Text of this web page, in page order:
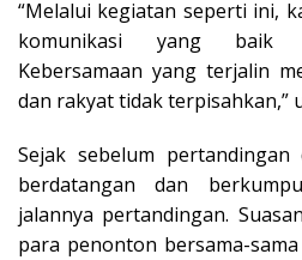
“Melalui kegiatan seperti ini,
komunikasi yang baik
Kebersamaan yang terjalin
dan rakyat tidak terpisahkan,”
Sejak sebelum
berdatangan dan
jalannya pertandingan.
para penonton bersama-